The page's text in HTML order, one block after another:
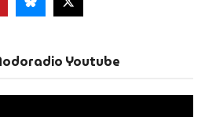
Youtube